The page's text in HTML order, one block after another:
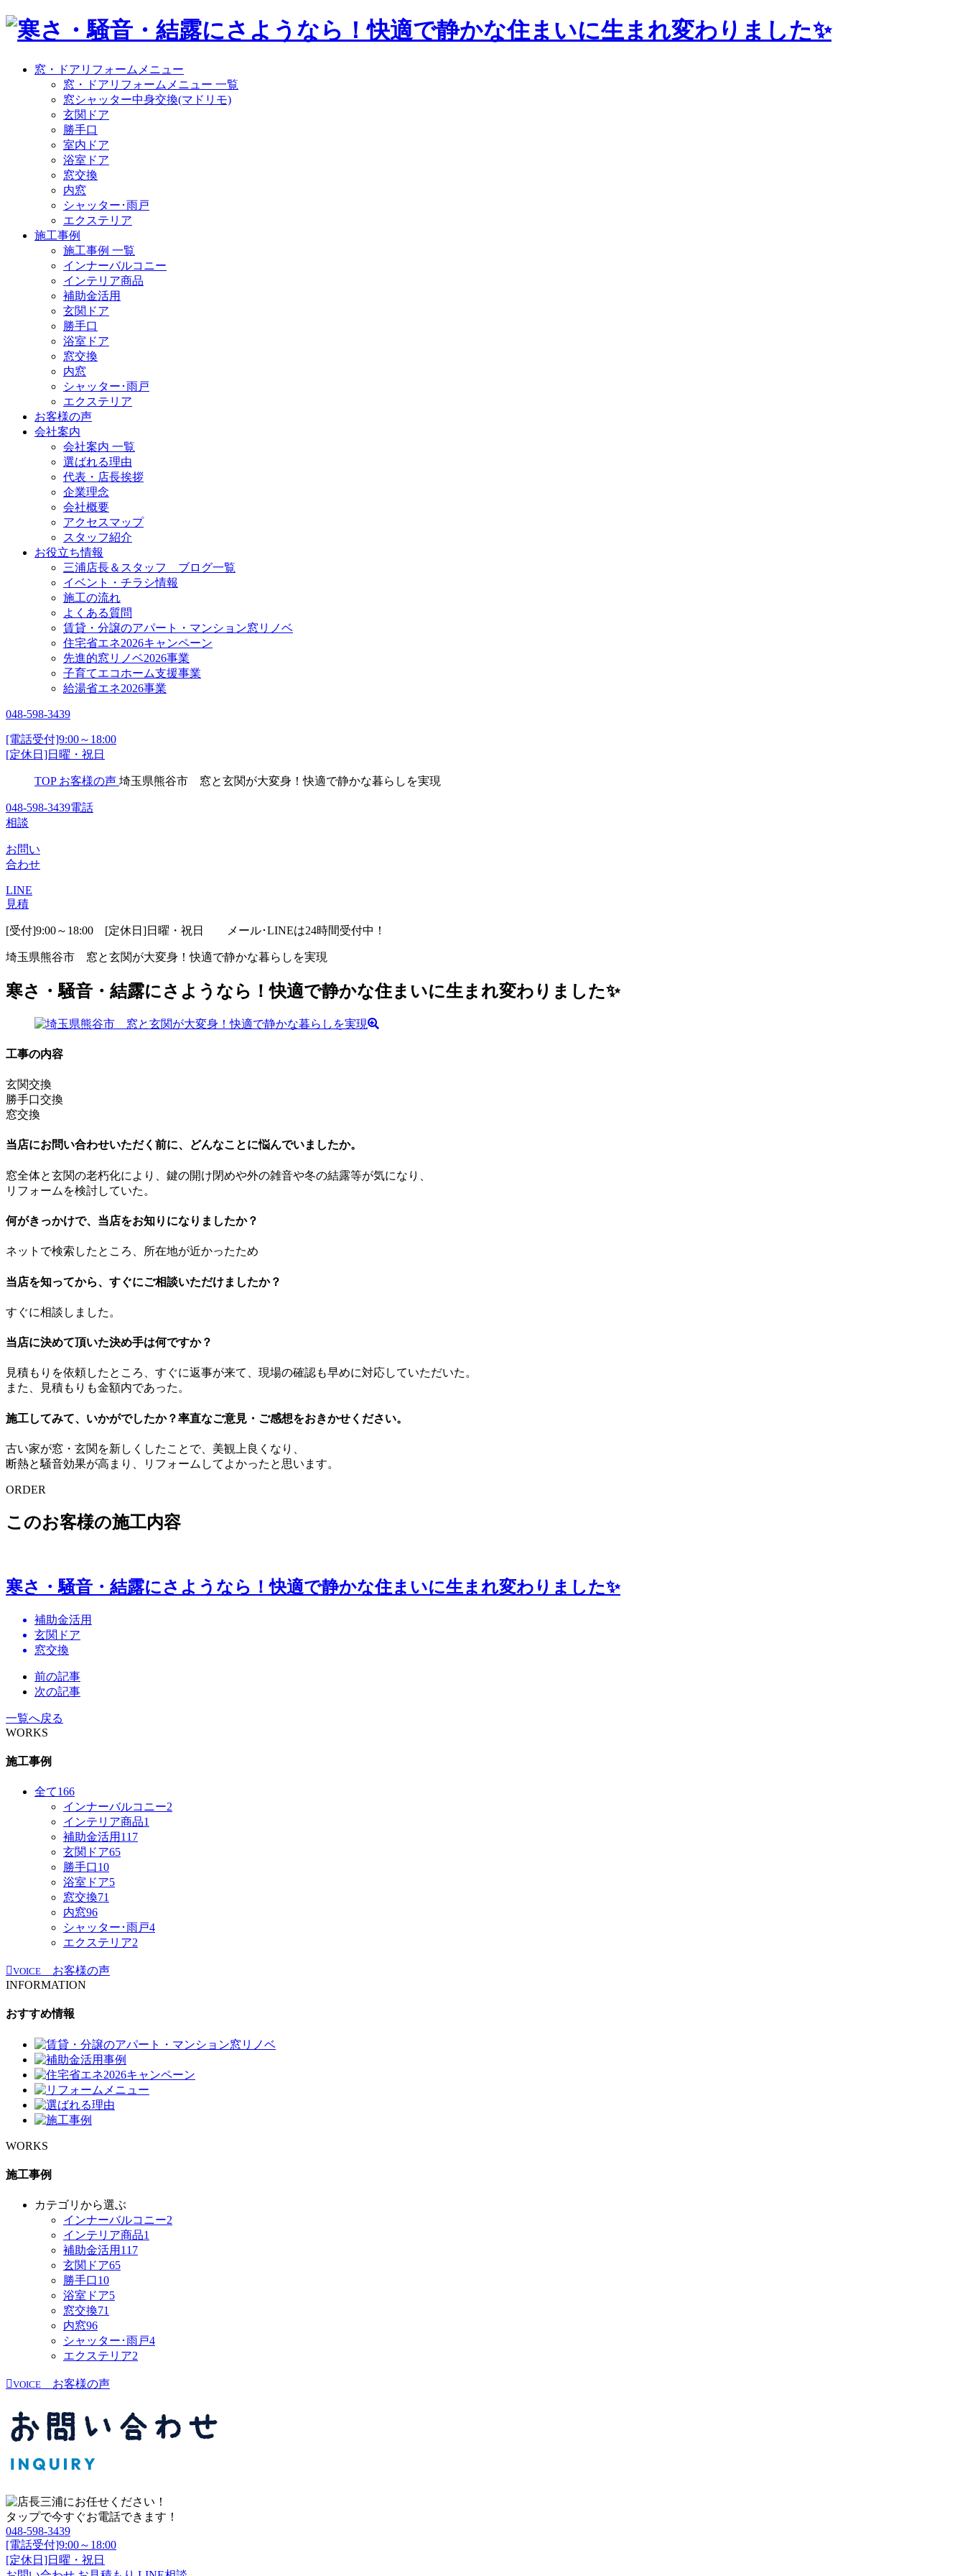
窓・ドアリフォームメニュー
窓・ドアリフォームメニュー 一覧
窓シャッター中身交換(マドリモ)
玄関ドア
勝手口
室内ドア
浴室ドア
窓交換
内窓
シャッター･雨戸
エクステリア
施工事例
施工事例 一覧
インナーバルコニー
インテリア商品
補助金活用
玄関ドア
勝手口
浴室ドア
窓交換
内窓
シャッター･雨戸
エクステリア
お客様の声
会社案内
会社案内 一覧
選ばれる理由
代表・店長挨拶
企業理念
会社概要
アクセスマップ
スタッフ紹介
お役立ち情報
三浦店長＆スタッフ ブログ一覧
イベント・チラシ情報
施工の流れ
よくある質問
賃貸・分譲のアパート・マンション窓リノベ
住宅省エネ2026キャンペーン
先進的窓リノベ2026事業
子育てエコホーム支援事業
給湯省エネ2026事業
048-598-3439
[電話受付]9:00～18:00
[定休日]日曜・祝日
TOP お客様の声 埼玉県熊谷市 窓と玄関が大変身！快適で静かな暮らしを実現
048-598-3439電話
相談
お問い
合わせ
LINE
見積
[受付]9:00～18:00 [定休日]日曜・祝日 メール･LINEは24時間受付中！
埼玉県熊谷市 窓と玄関が大変身！快適で静かな暮らしを実現
寒さ・騒音・結露にさようなら！快適で静かな住まいに生まれ変わりました✨
工事の内容
玄関交換
勝手口交換
窓交換
当店にお問い合わせいただく前に、どんなことに悩んでいましたか。
窓全体と玄関の老朽化により、鍵の開け閉めや外の雑音や冬の結露等が気になり、
リフォームを検討していた。
何がきっかけで、当店をお知りになりましたか？
ネットで検索したところ、所在地が近かったため
当店を知ってから、すぐにご相談いただけましたか？
すぐに相談しました。
当店に決めて頂いた決め手は何ですか？
見積もりを依頼したところ、すぐに返事が来て、現場の確認も早めに対応していただいた。
また、見積もりも金額内であった。
施工してみて、いかがでしたか？率直なご意見・ご感想をおきかせください。
古い家が窓・玄関を新しくしたことで、美観上良くなり、
断熱と騒音効果が高まり、リフォームしてよかったと思います。
ORDER
このお客様の施工内容
寒さ・騒音・結露にさようなら！快適で静かな住まいに生まれ変わりました✨
補助金活用
玄関ドア
窓交換
前の記事
次の記事
一覧へ戻る
WORKS
施工事例
全て166
インナーバルコニー2
インテリア商品1
補助金活用 117
玄関ドア65
勝手口10
浴室ドア5
窓交換71
内窓96
シャッター･雨戸4
エクステリア2
VOICE
お客様の声
INFORMATION
おすすめ情報
WORKS
施工事例
カテゴリから選ぶ
インナーバルコニー2
インテリア商品1
補助金活用 117
玄関ドア65
勝手口10
浴室ドア5
窓交換71
内窓96
シャッター･雨戸4
エクステリア2
VOICE お客様の声
タップで今すぐお電話できます！
048-598-3439
[電話受付]9:00～18:00
[定休日]日曜・祝日